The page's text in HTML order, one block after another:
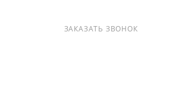
ЗАКАЗАТЬ ЗВОНОК